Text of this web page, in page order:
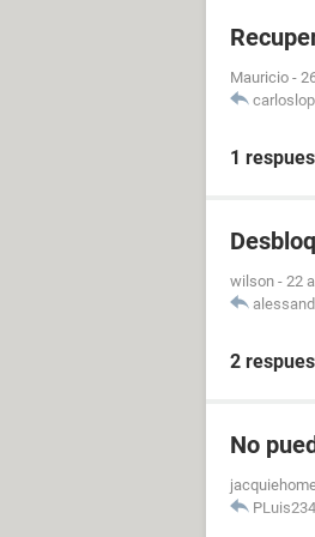
Mauricio -
1
wilson - 22
2
No
PLuis234